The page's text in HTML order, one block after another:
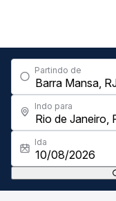
Partindo de
Indo para
Ida